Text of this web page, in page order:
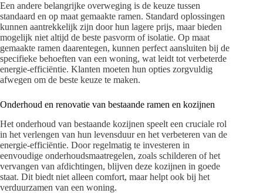
Een andere belangrijke overweging is de keuze tussen
standaard en op maat gemaakte ramen. Standard oplossingen
kunnen aantrekkelijk zijn door hun lagere prijs, maar bieden
mogelijk niet altijd de beste pasvorm of isolatie. Op maat
gemaakte ramen daarentegen, kunnen perfect aansluiten bij de
specifieke behoeften van een woning, wat leidt tot verbeterde
energie-efficiëntie. Klanten moeten hun opties zorgvuldig
afwegen om de beste keuze te maken.
Onderhoud en renovatie van bestaande ramen en kozijnen
Het onderhoud van bestaande kozijnen speelt een cruciale rol
in het verlengen van hun levensduur en het verbeteren van de
energie-efficiëntie. Door regelmatig te investeren in
eenvoudige onderhoudsmaatregelen, zoals schilderen of het
vervangen van afdichtingen, blijven deze kozijnen in goede
staat. Dit biedt niet alleen comfort, maar helpt ook bij het
verduurzamen van een woning.